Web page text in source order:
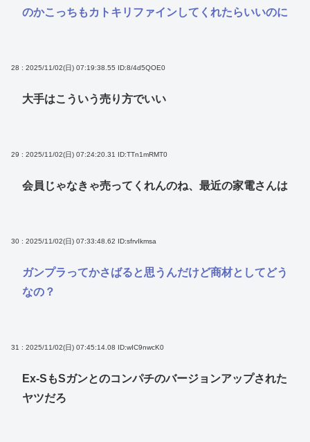
のかこっちもカトキリファインしてくれたらいいのに
28 : 2025/11/02(日) 07:19:38.55 ID:8/4d5QOE0
大手はこういう売り方でいい
29 : 2025/11/02(日) 07:24:20.31 ID:TTn1mRMT0
会員じゃなきゃ売ってくれんのね、最近の家電さんは
30 : 2025/11/02(日) 07:33:48.62 ID:sfrvIkmsa
ガンプラってかさばると思うんだけど商材としてどう
なの？
31 : 2025/11/02(日) 07:45:14.08 ID:wIC9nwcK0
Ex-SもSガンとのコンパチのバージョンアップされた
ヤツだろ